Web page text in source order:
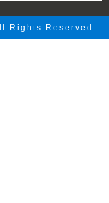
Rights Reserved.